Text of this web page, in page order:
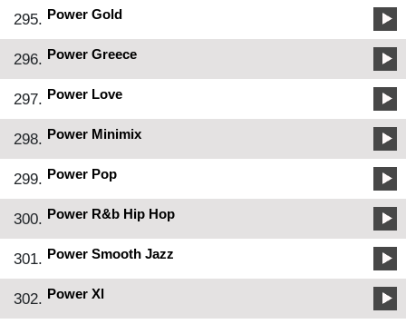
295. Power Gold
296. Power Greece
297. Power Love
298. Power Minimix
299. Power Pop
300. Power R&b Hip Hop
301. Power Smooth Jazz
302. Power Xl